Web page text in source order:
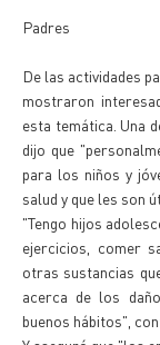
Padres
De las actividades
mostraron
esta temática. Una
dijo que
para los niños y
salud y que les son
"Tengo hijos
ejercicios, comer
otras sustancias
acerca de los
buenos hábitos",